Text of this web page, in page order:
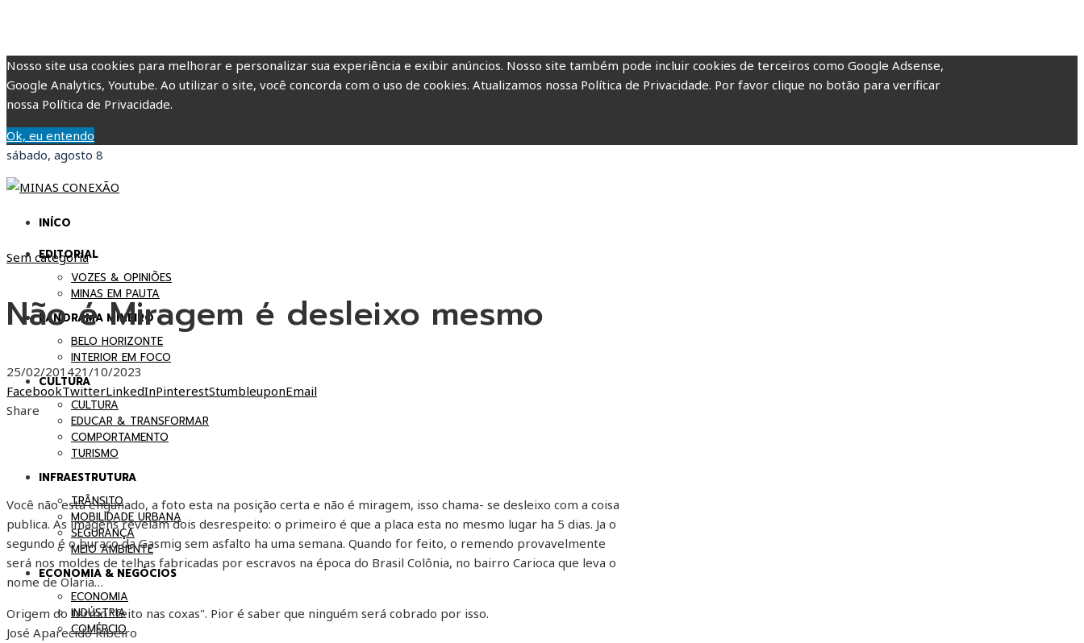
Nosso site usa cookies para melhorar e personalizar sua experiência e exibir anúncios. Nosso site também pode incluir cookies de terceiros como Google Adsense,
Google Analytics, Youtube. Ao utilizar o site, você concorda com o uso de cookies. Atualizamos nossa Política de Privacidade. Por favor clique no botão para verificar
nossa Política de Privacidade.
Ok, eu entendo
sábado, agosto 8
INÍCO
EDITORIAL
VOZES & OPINIÕES
MINAS EM PAUTA
PANORAMA MINEIRO
BELO HORIZONTE
INTERIOR EM FOCO
CULTURA
CULTURA
EDUCAR & TRANSFORMAR
COMPORTAMENTO
TURISMO
INFRAESTRUTURA
TRÂNSITO
MOBILIDADE URBANA
SEGURANÇA
MEIO AMBIENTE
ECONOMIA & NEGÓCIOS
ECONOMIA
INDÚSTRIA
COMÉRCIO
Sem categoria
Não é Miragem é desleixo mesmo
25/02/201421/10/2023
FacebookTwitterLinkedInPinterestStumbleuponEmail
Share
Você não esta enganado, a foto esta na posição certa e não é miragem, isso chama- se desleixo com a coisa
publica. As imagens revelam dois desrespeito: o primeiro é que a placa esta no mesmo lugar ha 5 dias. Ja o
segundo é o buraco da Gasmig sem asfalto ha uma semana. Quando for feito, o remendo provavelmente
será nos moldes de telhas fabricadas por escravos na época do Brasil Colônia, no bairro Carioca que leva o
nome de Olaria…
Origem do termo "feito nas coxas". Pior é saber que ninguém será cobrado por isso.
José Aparecido Ribeiro